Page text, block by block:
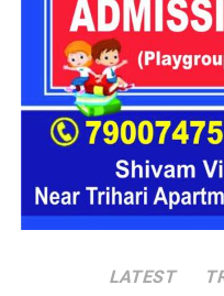
प्रस्तावित आलंबन गांव में
एक परिवार की तर्ज पर लोगों
यूनिट में करीब दो महिलाएं, चार
जाएगा। इस तरह उन्हें एक
हर यूनिट में अलग किचन जैसी
महिलाओं और बच्चों को रोजमर्रा
का अनुभव हो सके। प्रस्तावित
जाएंगे, जिनमें करीब 88 लोगों के
LATEST